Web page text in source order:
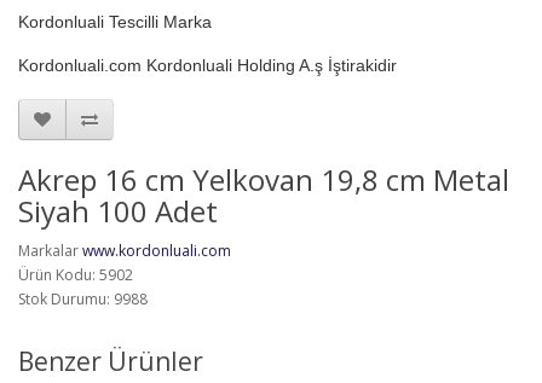
Kordonluali Tescilli Marka
Kordonluali.com Kordonluali Holding A.ş İştirakidir
Akrep 16 cm Yelkovan 19,8 cm Metal
Siyah 100 Adet
Markalarwww.kordonluali.com
Ürün Kodu: 5902
Stok Durumu: 9988
Benzer Ürünler